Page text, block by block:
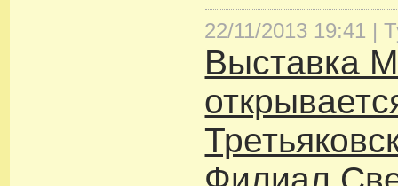
22/11/2013 19:41 |
Выставка